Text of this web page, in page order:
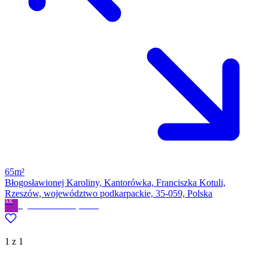
65m²
Błogosławionej Karoliny, Kantorówka, Franciszka Kotuli,
Rzeszów, województwo podkarpackie, 35-059, Polska
AK
1 z 1